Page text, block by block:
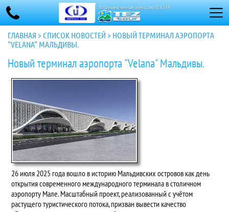
ГЛАВНАЯ >СПИСОК НОВОСТЕЙ > НОВЫЙ ТЕРМИНАЛ АЭРОПОРТА
"VELANA" МАЛЬДИВЫ.
Новый терминал аэропорта "Velana" Мальдивы.
26 июля 2025 года вошло в историю Мальдивских островов как день
открытия современного международного терминала в столичном
аэропорту Мале. Масштабный проект, реализованный с учётом
растущего туристического потока, призван вывести качество